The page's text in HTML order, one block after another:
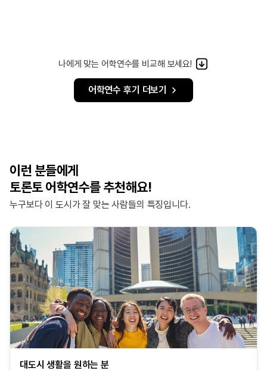
나에게 맞는 어학연수를 비교해 보세요!
어학연수 후기 더보기
이런 분들에게
토론토 어학연수를 추천해요!
누구보다 이 도시가 잘 맞는 사람들의 특징입니다.
대도시 생활을 원하는 분